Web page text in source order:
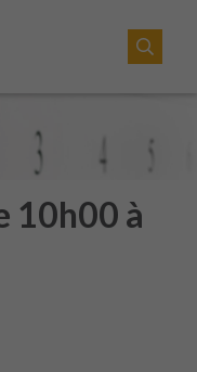
10h00 à